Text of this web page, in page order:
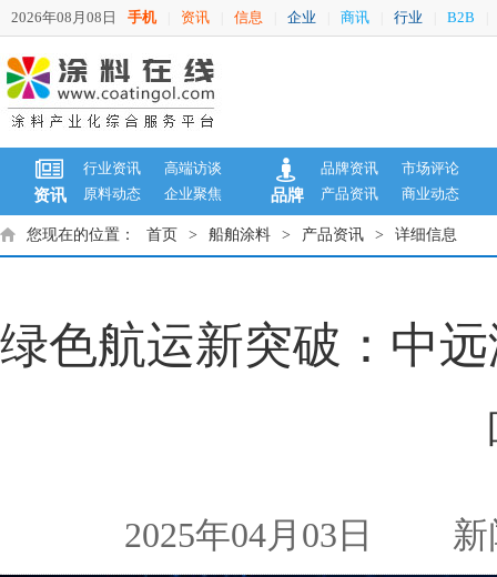
2026年08月08日 手机 资讯 信息 企业 商讯 行业 B2B
资讯
行业资讯
高端访谈
原料动态
企业聚焦 品牌
品牌资讯
市场评论
产品资讯
商业动态
您现在的位置： 首页 > 船舶涂料 > 产品资讯 > 详细信息
绿色航运新突破：中
2025年04月03日 新